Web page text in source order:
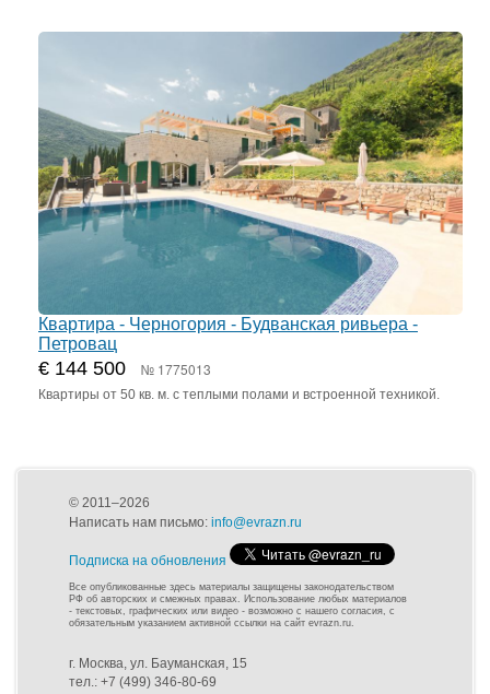
Квартира - Черногория - Будванская ривьера -
Петровац
€ 144 500 № 1775013
Квартиры от 50 кв. м. с теплыми полами и встроенной техникой.
© 2011–2026
Написать нам письмо: info@evrazn.ru
Подписка на обновления
Все опубликованные здесь материалы защищены законодательством
РФ об авторских и смежных правах. Использование любых материалов
- текстовых, графических или видео - возможно с нашего согласия, с
обязательным указанием активной ссылки на сайт evrazn.ru.
г. Москва, ул. Бауманская, 15
тел.: +7 (499) 346-80-69